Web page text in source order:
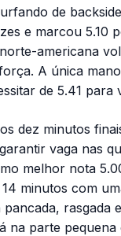
de
e marcou 5.10
americana
A única
de 5.41 para
dez minutos
vaga nas
melhor nota
minutos com
rasgada
na parte